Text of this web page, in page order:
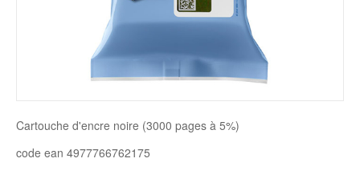
Cartouche d'encre noire (3000 pages à 5%)
code ean 4977766762175